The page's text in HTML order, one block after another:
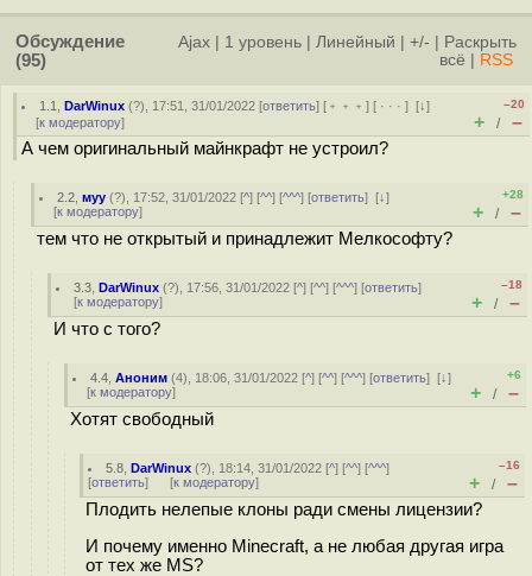
Обсуждение
(95)
Ajax 1 уровень Линейный +/-
Раскрыть
всё
RSS
1.1 ,DarWinux (?), 17:51, 31/01/2022 [ответить] [ ﹢﹢﹢] [ · · ·][↓]
[к модератору]
–20
+ / –
А чем оригинальный майнкрафт не устроил?
2.2 ,муу (?), 17:52, 31/01/2022 [^] [^^] [^^^] [ответить][↓]
[к модератору]
+28
+ / –
тем что не открытый и принадлежит Мелкософту?
3.3 ,DarWinux (?), 17:56, 31/01/2022 [^] [^^] [^^^] [ответить]
[к модератору]
–18
+ / –
И что с того?
4.4 ,Аноним (4), 18:06, 31/01/2022 [^] [^^] [^^^] [ответить][↓]
[к модератору]
+6
+ / –
Хотят свободный
5.8 ,DarWinux (?), 18:14, 31/01/2022 [^] [^^] [^^^]
[ответить] [к модератору]
–16
+ / –
Плодить нелепые клоны ради смены лицензии?
И почему именно Minecraft, а не любая другая игра
от тех же MS?